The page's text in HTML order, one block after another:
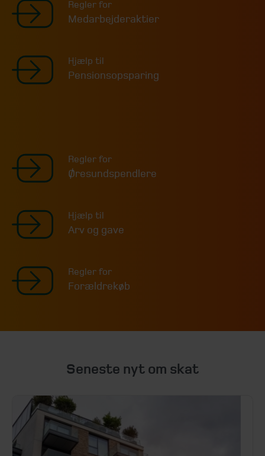
Regler for
Medarbejderaktier
Hjælp til
Pensionsopsparing
Regler for
Øresundspendlere
Hjælp til
Arv og gave
Regler for
Forældrekøb
Seneste nyt om skat